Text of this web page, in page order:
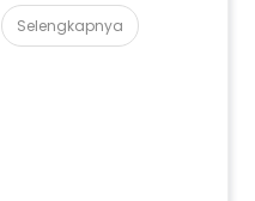
Selengkapnya